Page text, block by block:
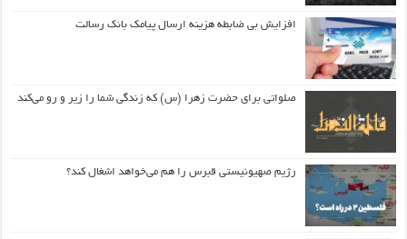
افزایش بی ضابطه هزینه ارسال پیامک بانک رسالت
صلواتی برای حضرت زهرا (س) که زندگی شما را زیر و رو می‌کند
رژیم صهیونیستی قبرس را هم می‌خواهد اشغال کند؟